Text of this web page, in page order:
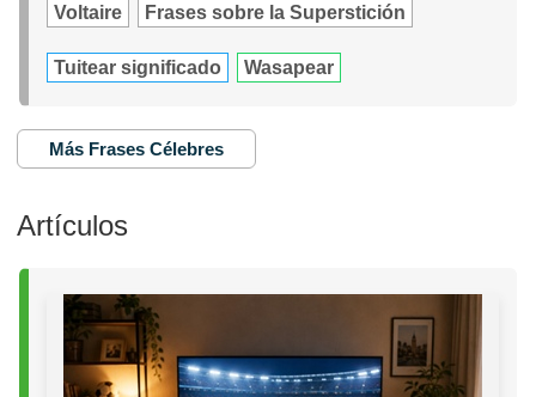
Voltaire Frases sobre la Superstición
Tuitear significado Wasapear
Más Frases Célebres
Artículos